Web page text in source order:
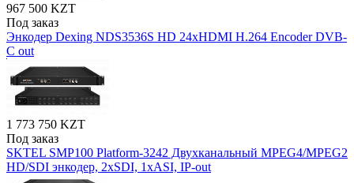
967 500 KZT
Под заказ
Энкодер Dexing NDS3536S HD 24хHDMI H.264 Encoder DVB-
C out
1 773 750 KZT
Под заказ
SKTEL SMP100 Platform-3242 Двухканальный MPEG4/MPEG2
HD/SDI энкодер, 2xSDI, 1xASI, IP-out